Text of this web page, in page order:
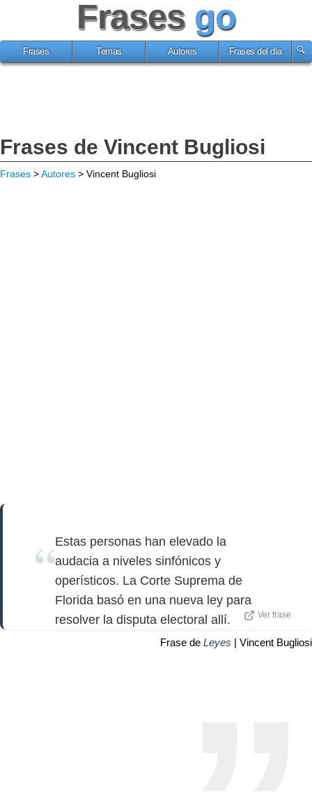
Frases go
Frases Temas Autores Frases del día
Frases de Vincent Bugliosi
Frases >Autores > Vincent Bugliosi
Estas personas han elevado la
audacia a niveles sinfónicos y
operísticos. La Corte Suprema de
Florida basó en una nueva ley para
resolver la disputa electoral allí.
Ver frase
Frase de Leyes | Vincent Bugliosi